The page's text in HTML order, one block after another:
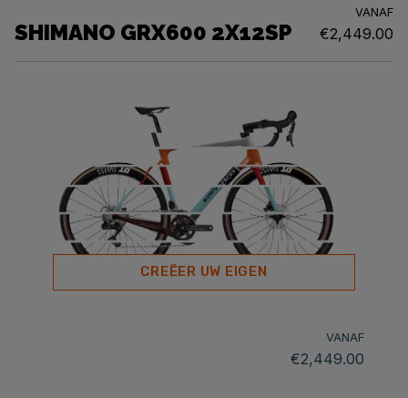
SHIMANO GRX600 2X12SP
VANAF
€2,449.00
CREËER UW EIGEN
VANAF
€2,449.00